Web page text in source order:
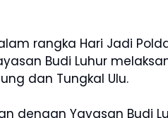
rangka Hari Jadi
Budi Luhur
dan Tungkal Ulu.
dengan Yayasan Budi